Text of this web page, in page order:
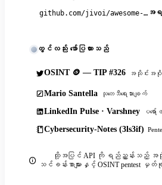
github.com/jivoi/awesome-osint အရ
တွင်လည်း ဖော်ပြထားသည်
OSINT 🪙 — TIP #326 အသိုင်းအ
Mario Santella သုတေသီရေးသားချက်
LinkedIn Pulse · Varshney ပရေ
Cybersecurity-Notes (3ls3if)
ထို့အပြင် API ကို ရည်ညွှန်းသည့် အသိုင်
သင်ခန်းစာများနှင့် OSINT pentest မှ